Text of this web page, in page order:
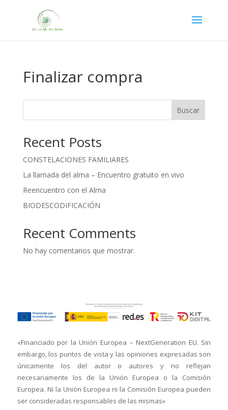
Finalizar compra
Buscar
Recent Posts
CONSTELACIONES FAMILIARES
La llamada del alma – Encuentro gratuito en vivo
Reencuentro con el Alma
BIODESCODIFICACIÓN
Recent Comments
No hay comentarios que mostrar.
«Financiado por la Unión Europea – NextGeneration EU. Sin
embargo, los puntos de vista y las opiniones expresadas son
únicamente los del autor o autores y no reflejan
necesariamente los de la Unión Europea o la Comisión
Europea. Ni la Unión Europea ni la Comisión Europea pueden
ser consideradas responsables de las mismas»